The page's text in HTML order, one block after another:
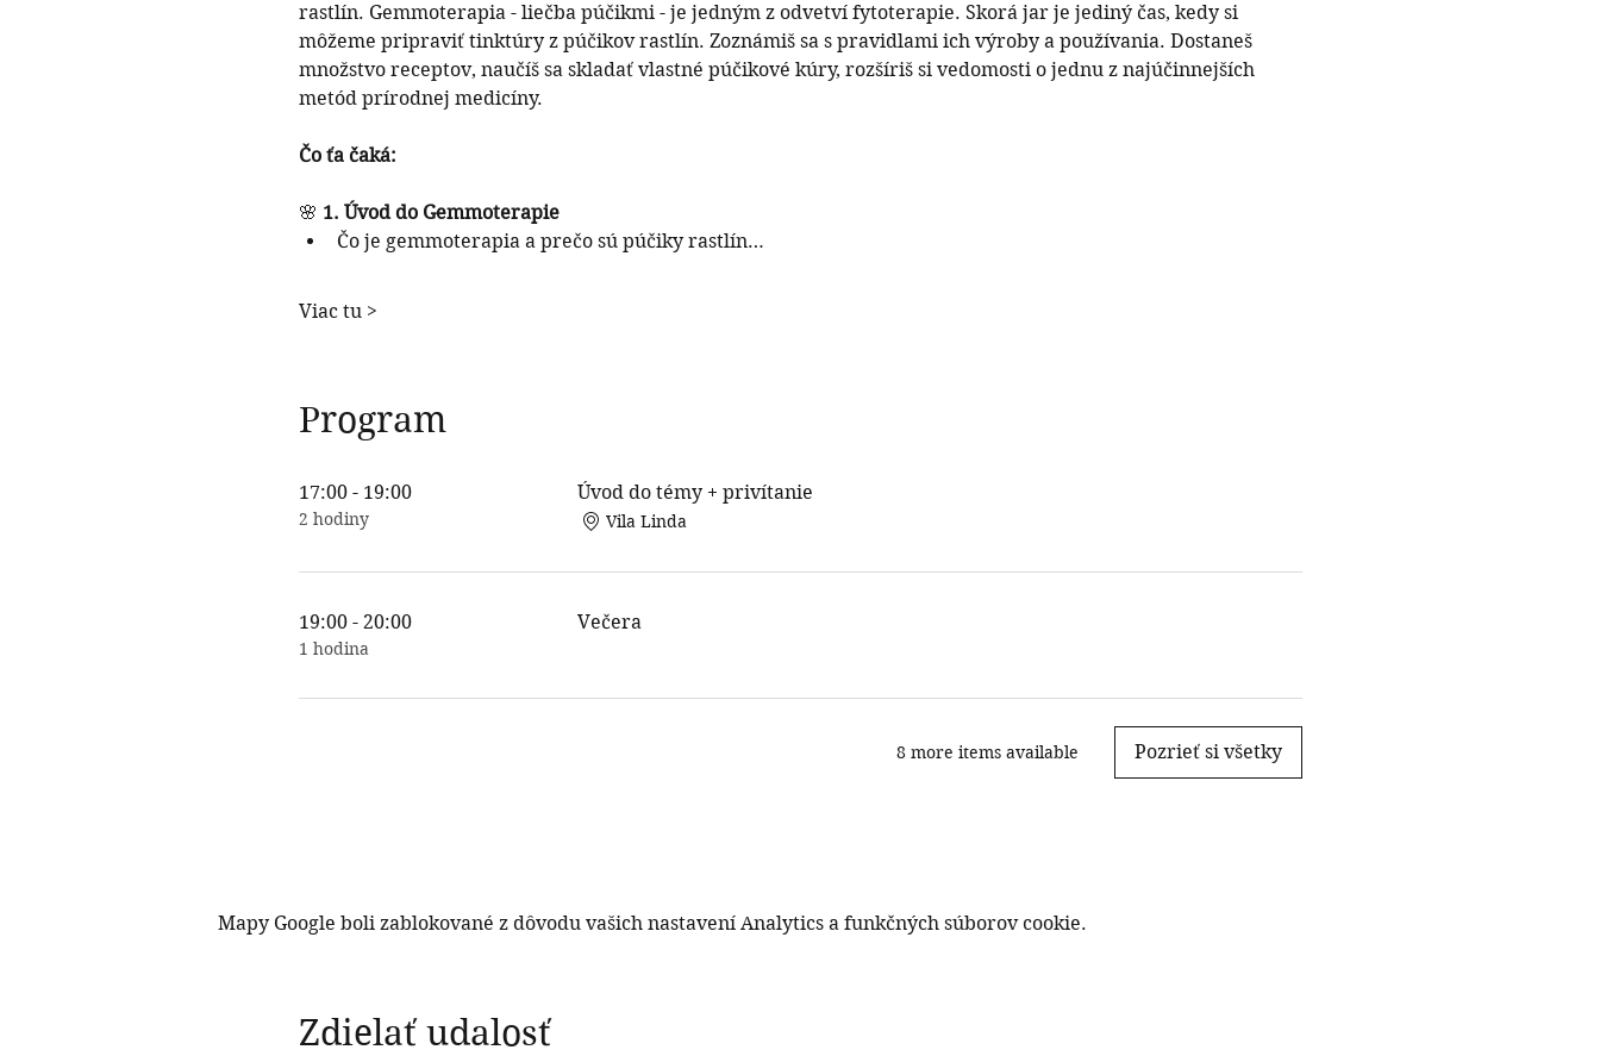
rastlín. Gemmoterapia - liečba púčikmi - je jedným z odvetví fytoterapie. Skorá jar je jediný čas, kedy si
môžeme pripraviť tinktúry z púčikov rastlín. Zoznámiš sa s pravidlami ich výroby a používania. Dostaneš
množstvo receptov, naučíš sa skladať vlastné púčikové kúry, rozšíriš si vedomosti o jednu z najúčinnejších
metód prírodnej medicíny.
Čo ťa čaká:
🌸 1. Úvod do Gemmoterapie
Čo je gemmoterapia a prečo sú púčiky rastlín…
Viac tu >
Program
17:00 - 19:00
2 hodiny
Úvod do témy + privítanie
Vila Linda
19:00 - 20:00
1 hodina
Večera
8 more items available Pozrieť si všetky
Mapy Google boli zablokované z dôvodu vašich nastavení Analytics a funkčných súborov cookie.
Zdielať udalosť